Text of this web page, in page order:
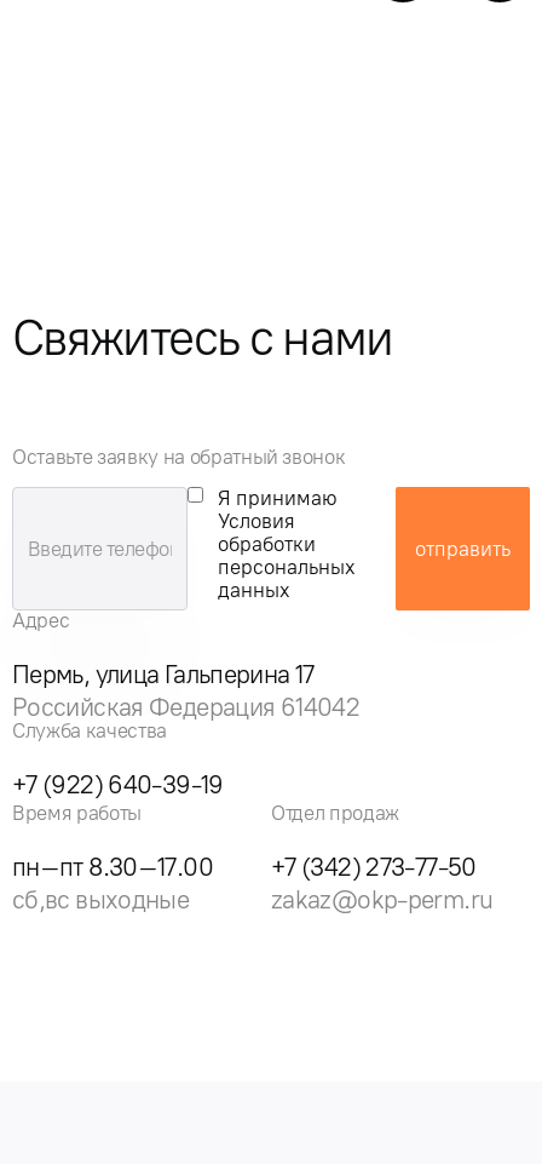
Свяжитесь с нами
Оставьте заявку на обратный звонок
Я принимаю
Условия
обработки
персональных
данных
отправить
Адрес
Пермь, улица Гальперина 17
Российская Федерация 614042
Служба качества
+7 (922) 640-39-19
Время работы
пн–пт 8.30–17.00
сб,вс выходные
Отдел продаж
+7 (342) 273-77-50
zakaz@okp-perm.ru